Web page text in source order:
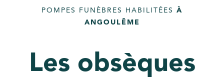
POMPES FUNÈBRES HABILITÉES À
ANGOULÊME
Les obsèques